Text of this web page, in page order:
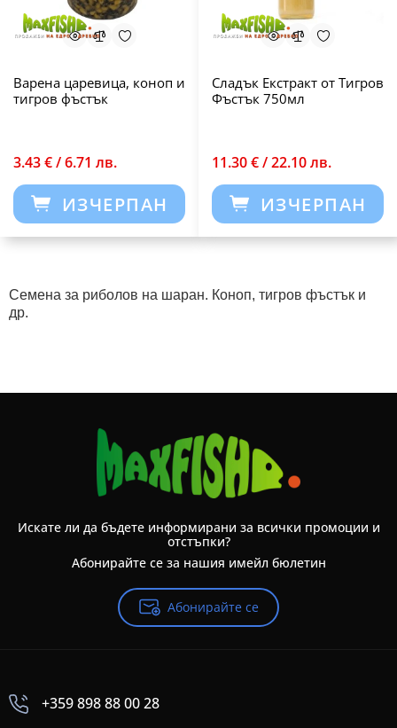
Варена царевица, коноп и
тигров фъстък
3.43 € / 6.71 лв.
ИЗЧЕРПАН
Сладък Екстракт от Тигров
Фъстък 750мл
11.30 € / 22.10 лв.
ИЗЧЕРПАН
Семена за риболов на шаран. Коноп, тигров фъстък и
др.
Искате ли да бъдете информирани за всички промоции и
отстъпки?
Абонирайте се за нашия имейл бюлетин
Абонирайте се
+359 898 88 00 28